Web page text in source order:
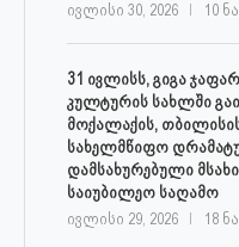
ივლისი 30, 2026 10
31 ივლისს, გიგა
კულტურის სახლში
მოქალაქის,
სახელმწიფო
დამსახურებული
საიუბილეო საღამო
ივლისი 29, 2026 18